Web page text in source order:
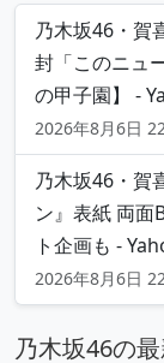
乃木坂46・賀
封「このニュ
の甲子園】 -
2026年8月6日
乃木坂46・賀
ン』表紙 両面
ト企画も -
2026年8月6日
乃木坂46の